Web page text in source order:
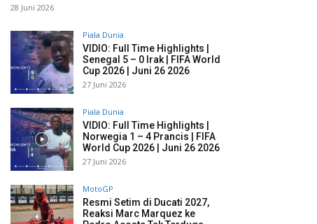
28 Juni 2026
Piala Dunia
VIDIO: Full Time Highlights |
Senegal 5 – 0 Irak | FIFA World
Cup 2026 | Juni 26 2026
27 Juni 2026
Piala Dunia
VIDIO: Full Time Highlights |
Norwegia 1 – 4 Prancis | FIFA
World Cup 2026 | Juni 26 2026
27 Juni 2026
MotoGP
Resmi Setim di Ducati 2027,
Reaksi Marc Marquez ke